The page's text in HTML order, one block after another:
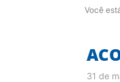
Você
31 de